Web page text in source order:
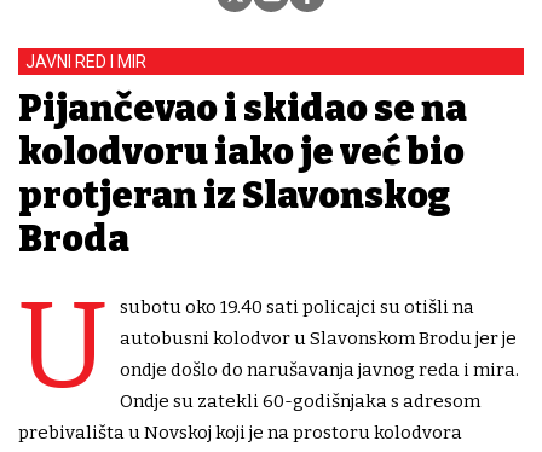
JAVNI RED I MIR
Pijančevao i skidao se na
kolodvoru iako je već bio
protjeran iz Slavonskog
Broda
U
subotu oko 19.40 sati policajci su otišli na
autobusni kolodvor u Slavonskom Brodu jer je
ondje došlo do narušavanja javnog reda i mira.
Ondje su zatekli 60-godišnjaka s adresom
prebivališta u Novskoj koji je na prostoru kolodvora